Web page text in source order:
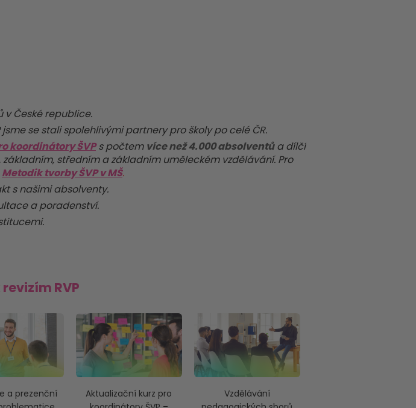
v České republice.
se stali spolehlivými partnery pro školy po celé ČR.
koordinátory ŠVPs počtem více než 4.000 absolventůa dílčí
středním a základním uměleckém vzdělávání. Pro
Metodik tvorby ŠVP v MŠ.
s našimi absolventy.
a poradenství.
RVP
a prezenční
Aktualizační kurz pro
Vzdělávání